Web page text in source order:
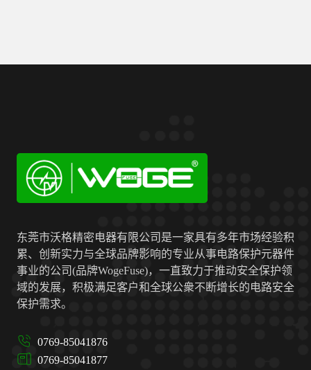
东莞市沃格精密电器有限公司是一家具有多年市场经验积
累、创新实力与全球品牌影响的专业从事电路保护元器件
事业的公司(品牌WogeFuse)，一直致力于推动安全保护领
域的发展，积极满足客户和全球公衆不断增长的电路安全
保护需求。
0769-85041876
0769-85041877